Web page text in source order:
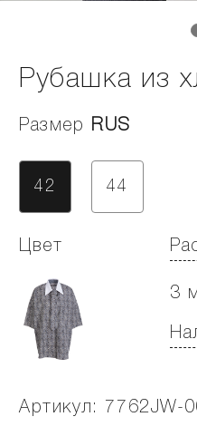
Рубашка из
Размер RUS
42 44
Цвет
3
Артикул: 7762JW-